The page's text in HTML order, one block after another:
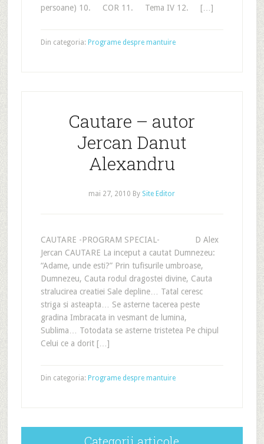
persoane) 10. COR 11. Tema IV 12. […]
Din categoria: Programe despre mantuire
Cautare – autor
Jercan Danut
Alexandru
mai 27, 2010 By Site Editor
CAUTARE -PROGRAM SPECIAL- D Alex
Jercan CAUTARE La inceput a cautat Dumnezeu:
“Adame, unde esti?” Prin tufisurile umbroase,
Dumnezeu, Cauta rodul dragostei divine, Cauta
stralucirea creatiei Sale depline… Tatal ceresc
striga si asteapta… Se asterne tacerea peste
gradina Imbracata in vesmant de lumina,
Sublima… Totodata se asterne tristetea Pe chipul
Celui ce a dorit […]
Din categoria: Programe despre mantuire